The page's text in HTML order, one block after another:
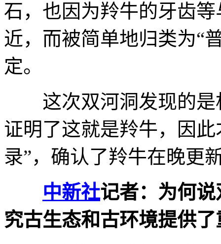
石，也因为羚牛的牙齿
近，而被简单地归类为“
定。
这次双河洞发现的是
证明了这就是羚牛，因
录”，确认了羚牛在晚更
中新社记者：为何
究古生态和古环境提供